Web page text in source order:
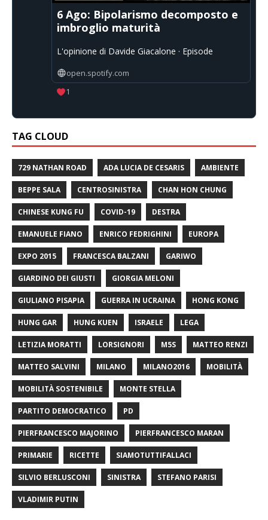
6 Ago: Bipolarismo decomposto e
imbroglio maturità
L'opinione di Davide Giacalone · Episode
open.spotify.com
1
TAG CLOUD
729 NATHAN ROAD ADA LUCIA DE CESARIS AMBIENTE
BEPPE SALA CENTROSINISTRA CHAN HON CHUNG
CHINESE KUNG FU COVID-19 DESTRA
EMANUELE FIANO ENRICO FEDRIGHINI EUROPA
EXPO 2015 FRANCESCA BALZANI GARIWO
GIARDINO DEI GIUSTI GIORGIA MELONI
GIULIANO PISAPIA GUERRA IN UCRAINA HONG KONG
HUNG GAR HUNG KUEN ISRAELE LEGA
LETIZIA MORATTI LORSIGNORI M5S MATTEO RENZI
MATTEO SALVINI MILANO MILANO2016 MOBILITÀ
MOBILITÀ SOSTENIBILE MONTE STELLA
PARTITO DEMOCRATICO PD
PIERFRANCESCO MAJORINO PIERFRANCESCO MARAN
PRIMARIE RICETTE SIAMOTUTTIFALLACI
SILVIO BERLUSCONI SINISTRA STEFANO PARISI
VLADIMIR PUTIN